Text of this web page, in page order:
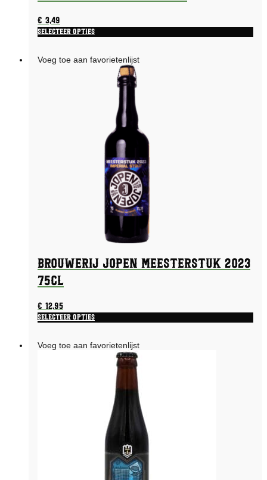
€ 3,49
Selecteer opties
Voeg toe aan favorietenlijst
Brouwerij Jopen Meesterstuk 2023
75CL
€ 12,95
Selecteer opties
Voeg toe aan favorietenlijst